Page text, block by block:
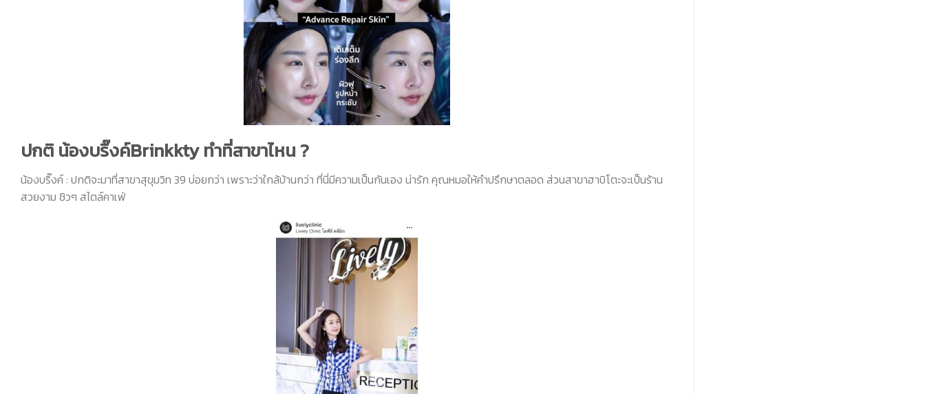
ปกติ น้องบริ๊งค์Brinkkty ทำที่สาขาไหน ?
น้องบริ๊งค์: ปกติจะมาที่สาขาสุขุมวิท 39 บ่อยกว่า เพราะว่าใกล้บ้านกว่า ที่นี่มีความเป็นกันเอง น่ารัก คุณหมอให้คำปรึกษาตลอด ส่วนสาขาฮาบิโตะจะเป็นร้าน
สวยงาม ชิวๆ สไตล์คาเฟ่